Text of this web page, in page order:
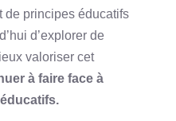
de principes éducatifs
d’explorer de
valoriser cet
à faire face à